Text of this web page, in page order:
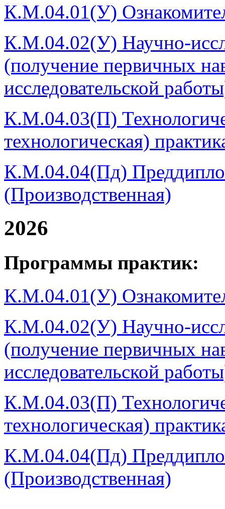
К.М.04.01(У)
К.М.04.02(У) Научно-
(получение первичных
исследовательской
К.М.04.03(П)
технологическая)
К.М.04.04(Пд)
(Производственная)
2026
Программы практик:
К.М.04.01(У)
К.М.04.02(У) Научно-
(получение первичных
исследовательской
К.М.04.03(П)
технологическая)
К.М.04.04(Пд)
(Производственная)